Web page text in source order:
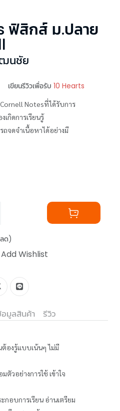
ฟิสิกส์ ม.ปลาย
นชัย
เขียนรีวิวเพื่อรับ 10 Hearts
Notesที่ได้รับการ
กิดการเรียนรู้
จดจำเนื้อหาได้อย่างมี
ด)
Add Wishlist
มูลสินค้า รีวิว
องรู้แบบเน้นๆ ไม่มี
วอย่างการใช้ เข้าใจ
กอบการเรียน อ่านเตรียม